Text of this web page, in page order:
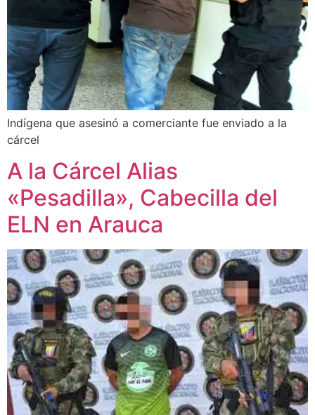
Indígena que asesinó a comerciante fue enviado a la
cárcel
A la Cárcel Alias
«Pesadilla», Cabecilla del
ELN en Arauca